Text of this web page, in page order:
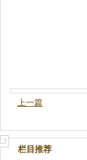
上一篇
栏目推荐